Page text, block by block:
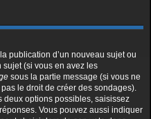
publication d’un nouveau sujet ou
sujet (si vous en avez les
sous la partie message (si vous ne
le droit de créer des sondages).
deux options possibles, saisissez
Vous pouvez aussi indiquer